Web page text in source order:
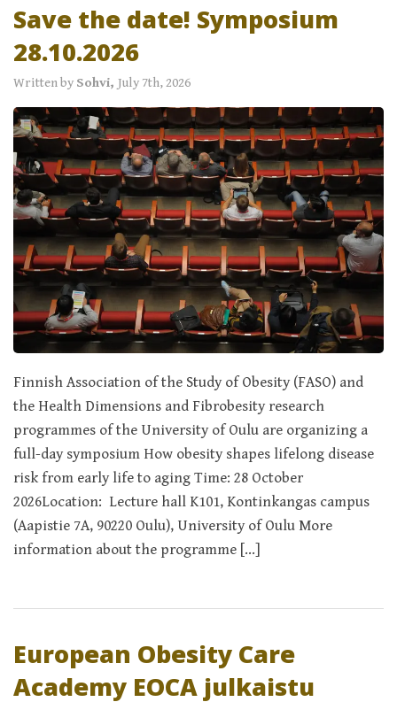
Save the date! Symposium
28.10.2026
Written by Sohvi, July 7th, 2026
Finnish Association of the Study of Obesity (FASO) and
the Health Dimensions and Fibrobesity research
programmes of the University of Oulu are organizing a
full-day symposium How obesity shapes lifelong disease
risk from early life to aging Time: 28 October
2026Location: Lecture hall K101, Kontinkangas campus
(Aapistie 7A, 90220 Oulu), University of Oulu More
information about the programme […]
European Obesity Care
Academy EOCA julkaistu